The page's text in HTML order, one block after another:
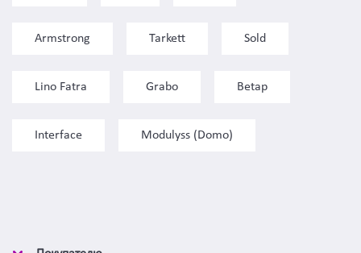
Armstrong Tarkett Sold
Lino Fatra Grabo Betap
Interface Modulyss (Domo)